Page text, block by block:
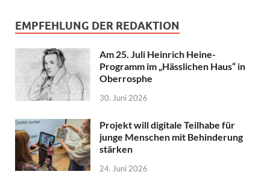
EMPFEHLUNG DER REDAKTION
Am 25. Juli Heinrich Heine-
Programm im „Hässlichen Haus“ in
Oberrosphe
30. Juni 2026
Projekt will digitale Teilhabe für
junge Menschen mit Behinderung
stärken
24. Juni 2026